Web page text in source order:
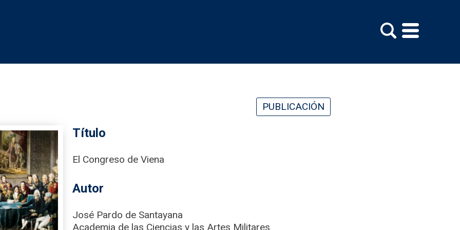
PUBLICACIÓN
Título
El Congreso de Viena
Autor
José Pardo de Santayana
Academia de las Ciencias y las Artes Militares